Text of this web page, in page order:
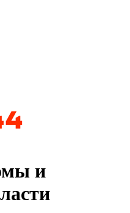
и